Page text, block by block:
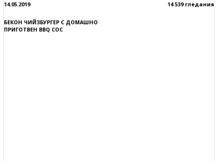
14.05.2019 14 539 гледания
БЕКОН ЧИЙЗБУРГЕР С ДОМАШНО
ПРИГОТВЕН BBQ СОС